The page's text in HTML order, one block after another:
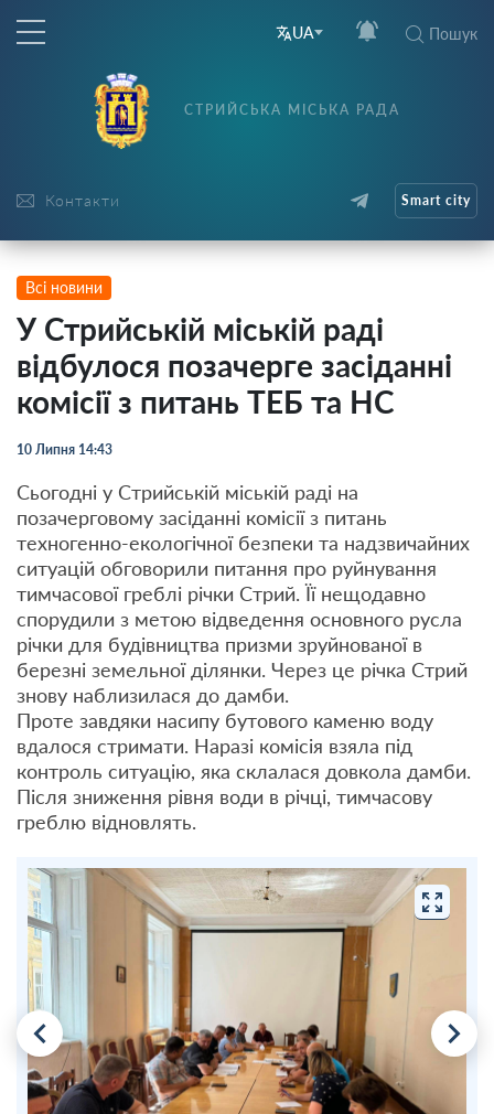
UA Пошук
Контакти
СТРИЙСЬКА МІСЬКА РАДА
Smart city
Всі новини
У Стрийській міській раді
відбулося позачерге засіданні
комісії з питань ТЕБ та НС
10 Липня 14:43
Сьогодні у Стрийській міській раді на
позачерговому засіданні комісії з питань
техногенно-екологічної безпеки та надзвичайних
ситуацій обговорили питання про руйнування
тимчасової греблі річки Стрий. Її нещодавно
спорудили з метою відведення основного русла
річки для будівництва призми зруйнованої в
березні земельної ділянки. Через це річка Стрий
знову наблизилася до дамби.
Проте завдяки насипу бутового каменю воду
вдалося стримати. Наразі комісія взяла під
контроль ситуацію, яка склалася довкола дамби.
Після зниження рівня води в річці, тимчасову
греблю відновлять.